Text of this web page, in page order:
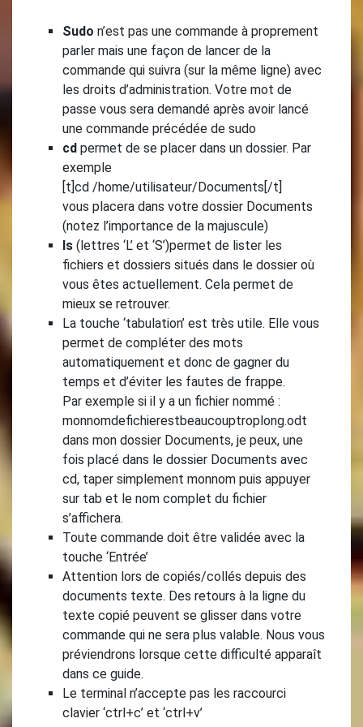
Sudo n’est pas une commande à proprement
parler mais une façon de lancer de la
commande qui suivra (sur la même ligne) avec
les droits d’administration. Votre mot de
passe vous sera demandé après avoir lancé
une commande précédée de sudo
cd permet de se placer dans un dossier. Par
exemple
[t]cd /home/utilisateur/Documents[/t]
vous placera dans votre dossier Documents
(notez l’importance de la majuscule)
ls (lettres ‘L’ et ‘S’)permet de lister les
fichiers et dossiers situés dans le dossier où
vous êtes actuellement. Cela permet de
mieux se retrouver.
La touche ‘tabulation’ est très utile. Elle vous
permet de compléter des mots
automatiquement et donc de gagner du
temps et d’éviter les fautes de frappe.
Par exemple si il y a un fichier nommé :
monnomdefichierestbeaucouptroplong.odt
dans mon dossier Documents, je peux, une
fois placé dans le dossier Documents avec
cd, taper simplement monnom puis appuyer
sur tab et le nom complet du fichier
s’affichera.
Toute commande doit être validée avec la
touche ‘Entrée’
Attention lors de copiés/collés depuis des
documents texte. Des retours à la ligne du
texte copié peuvent se glisser dans votre
commande qui ne sera plus valable. Nous vous
préviendrons lorsque cette difficulté apparaît
dans ce guide.
Le terminal n’accepte pas les raccourci
clavier ‘ctrl+c’ et ‘ctrl+v’